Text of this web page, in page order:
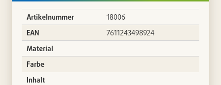
Artikelnummer
18006
EAN
7611243498924
Material
Farbe
Inhalt